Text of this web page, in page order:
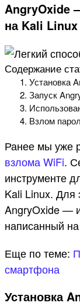
AngryOxide
на Kali Linux
Содержание
Установка
Запуск
Взлом
Ранее мы уже
взлома WiFi.
инструменте
Kali Linux. Для
AngryOxide —
написанный
Еще по теме:
смартфона
Установка